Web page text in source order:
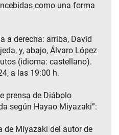
como una forma
a derecha: arriba, David
y, abajo, Álvaro López
(idioma: castellano).
a las 19:00 h.
prensa de Diábolo
según Hayao Miyazaki”:
de Miyazaki del autor de